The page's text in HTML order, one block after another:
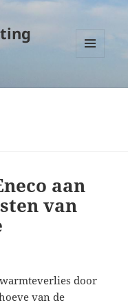
WIDGETS
aan
van
door
van de